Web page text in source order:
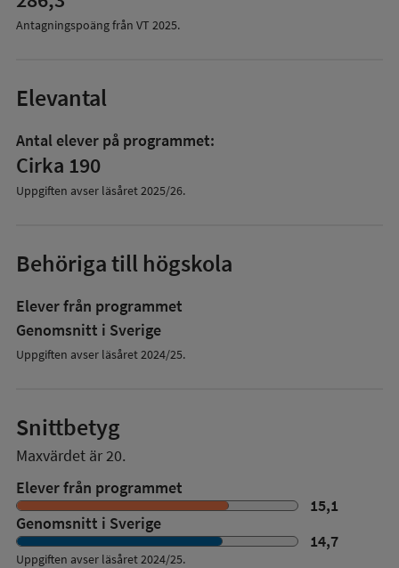
Antagningspoäng från VT 2025.
Elevantal
Antal elever på programmet:
Cirka 190
Uppgiften avser läsåret2025/26.
Behöriga till högskola
Elever från programmet
Genomsnitt i Sverige
Uppgiften avser läsåret 2024/25.
Snittbetyg
Maxvärdet är 20.
Elever från programmet
15,1
Genomsnitt i Sverige
14,7
Uppgiften avser läsåret2024/25.